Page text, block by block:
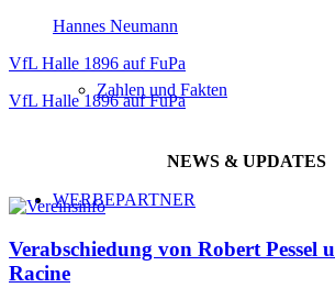
Zahlen und Fakten
WERBEPARTNER
Hannes Neumann
VfL Halle 1896 auf FuPa
VfL Halle 1896 auf FuPa
NEWS & UPDATES
Verabschiedung von Robert Pessel
Racine